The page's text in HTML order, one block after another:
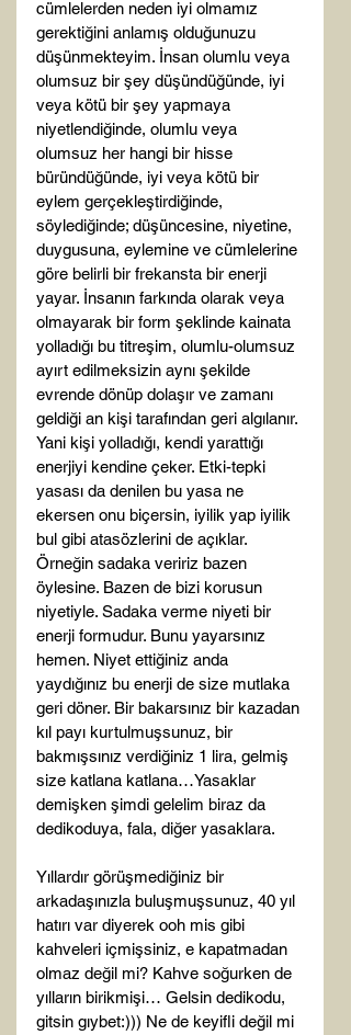
cümlelerden neden iyi olmamız
gerektiğini anlamış olduğunuzu
düşünmekteyim. İnsan olumlu veya
olumsuz bir şey düşündüğünde, iyi
veya kötü bir şey yapmaya
niyetlendiğinde, olumlu veya
olumsuz her hangi bir hisse
büründüğünde, iyi veya kötü bir
eylem gerçekleştirdiğinde,
söylediğinde; düşüncesine, niyetine,
duygusuna, eylemine ve cümlelerine
göre belirli bir frekansta bir enerji
yayar. İnsanın farkında olarak veya
olmayarak bir form şeklinde kainata
yolladığı bu titreşim, olumlu-olumsuz
ayırt edilmeksizin aynı şekilde
evrende dönüp dolaşır ve zamanı
geldiği an kişi tarafından geri algılanır.
Yani kişi yolladığı, kendi yarattığı
enerjiyi kendine çeker. Etki-tepki
yasası da denilen bu yasa ne
ekersen onu biçersin, iyilik yap iyilik
bul gibi atasözlerini de açıklar.
Örneğin sadaka veririz bazen
öylesine. Bazen de bizi korusun
niyetiyle. Sadaka verme niyeti bir
enerji formudur. Bunu yayarsınız
hemen. Niyet ettiğiniz anda
yaydığınız bu enerji de size mutlaka
geri döner. Bir bakarsınız bir kazadan
kıl payı kurtulmuşsunuz, bir
bakmışsınız verdiğiniz 1 lira, gelmiş
size katlana katlana…Yasaklar
demişken şimdi gelelim biraz da
dedikoduya, fala, diğer yasaklara.
Yıllardır görüşmediğiniz bir
arkadaşınızla buluşmuşsunuz, 40 yıl
hatırı var diyerek ooh mis gibi
kahveleri içmişsiniz, e kapatmadan
olmaz değil mi? Kahve soğurken de
yılların birikmişi… Gelsin dedikodu,
gitsin gıybet:))) Ne de keyifli değil mi